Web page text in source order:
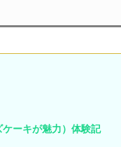
ーキが魅力）体験記